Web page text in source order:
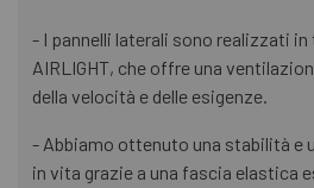
- I pannelli laterali sono realizzati
AIRLIGHT, che offre una
della velocità e delle esigenze.
- Abbiamo ottenuto una stabilità e
in vita grazie a una fascia elastica